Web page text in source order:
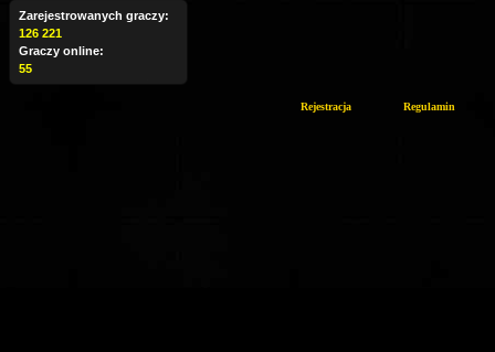
Zarejestrowanych graczy:
126 221
Graczy online:
55
Rejestracja Regulamin